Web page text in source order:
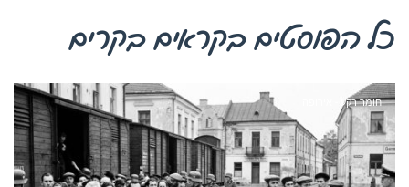
כל הפוסטים בקראים בקרים
חומר רקע - אירופה